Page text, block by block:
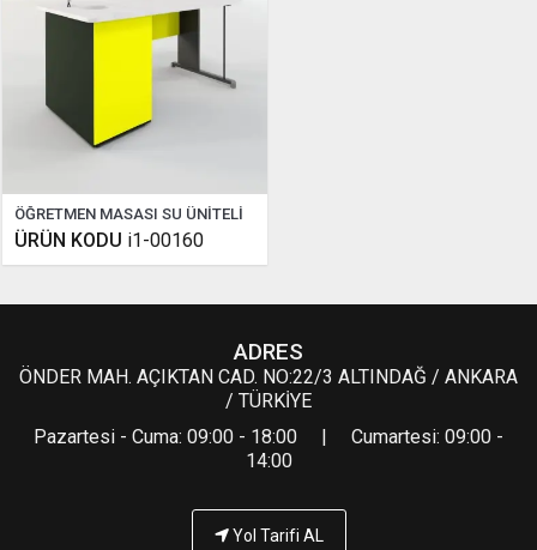
ÖĞRETMEN MASASI SU ÜNİTELİ
ÜRÜN KODU i1-00160
ADRES
ÖNDER MAH. AÇIKTAN CAD. NO:22/3 ALTINDAĞ / ANKARA
/ TÜRKİYE
Pazartesi - Cuma: 09:00 - 18:00 | Cumartesi: 09:00 -
14:00
Yol Tarifi AL